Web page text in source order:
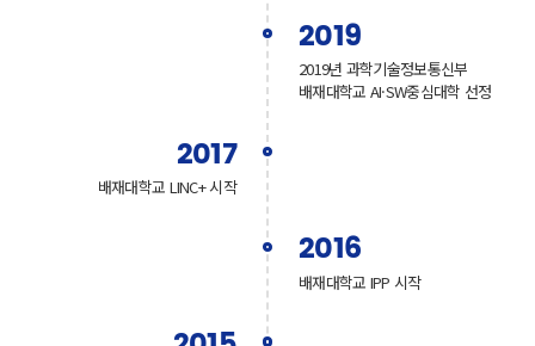
2019
2019년 과학기술정보통신부
배재대학교 AI·SW중심대학 선정
2017
배재대학교 LINC+ 시작
2016
배재대학교 IPP 시작